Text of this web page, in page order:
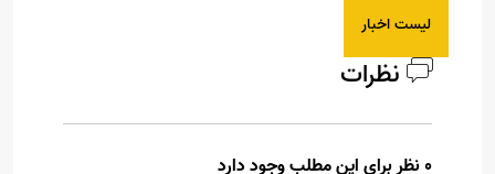
لیست اخبار
نظرات
0 نظر برای این مطلب وجود دارد